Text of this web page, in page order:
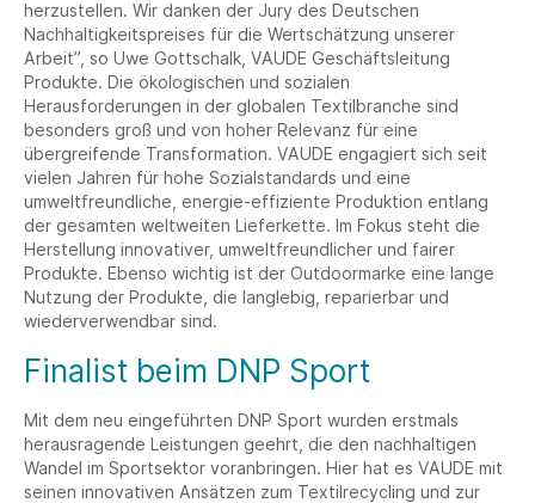
herzustellen. Wir danken der Jury des Deutschen
Nachhaltigkeitspreises für die Wertschätzung unserer
Arbeit”, so Uwe Gottschalk, VAUDE Geschäftsleitung
Produkte. Die ökologischen und sozialen
Herausforderungen in der globalen Textilbranche sind
besonders groß und von hoher Relevanz für eine
übergreifende Transformation. VAUDE engagiert sich seit
vielen Jahren für hohe Sozialstandards und eine
umweltfreundliche, energie-effiziente Produktion entlang
der gesamten weltweiten Lieferkette. Im Fokus steht die
Herstellung innovativer, umweltfreundlicher und fairer
Produkte. Ebenso wichtig ist der Outdoormarke eine lange
Nutzung der Produkte, die langlebig, reparierbar und
wiederverwendbar sind.
Finalist beim DNP Sport
Mit dem neu eingeführten DNP Sport wurden erstmals
herausragende Leistungen geehrt, die den nachhaltigen
Wandel im Sportsektor voranbringen. Hier hat es VAUDE mit
seinen innovativen Ansätzen zum Textilrecycling und zur